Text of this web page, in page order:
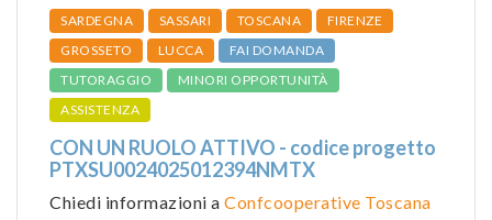
SARDEGNA SASSARI TOSCANA
FIRENZE
GROSSETO
LUCCA
FAI DOMANDA
TUTORAGGIO
MINORI OPPORTUNITÀ
ASSISTENZA
CON UN RUOLO ATTIVO - codice progetto
PTXSU0024025012394NMTX
Chiedi informazioni a Confcooperative Toscana